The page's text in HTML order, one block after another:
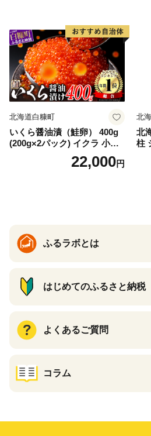
冷
納
イ
北海道白糠町
いくら醤油漬（鮭卵） 400g
(200g×2パック) イクラ 小分
け いくら醤油漬 鮭いくら い
くら醤油漬け 鮭 鮭卵 ikura
22,000円
北
北
柱
な
ふるラボとは
はじめてのふるさと納税
よくあるご質問
コラム